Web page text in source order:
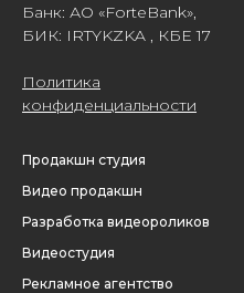
Банк: АО «ForteBank»,
БИК: IRTYKZKA , КБЕ 17
Политика
конфиденциальности
Продакшн студия
Видео продакшн
Разработка видеороликов
Видеостудия
Рекламное агентство